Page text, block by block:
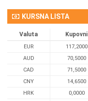
KURSNA LISTA
Valuta Kupovni
EUR 117,2000
AUD
70,5000
CAD
71,5000
CNY
14,6500
HRK
0,0000